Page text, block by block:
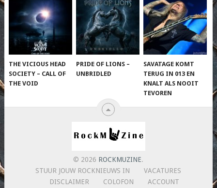
THE VICIOUS HEAD
SOCIETY – CALL OF
THE VOID
PRIDE OF LIONS –
UNBRIDLED
SAVATAGE KOMT
TERUG IN 013 EN
KNALT ALS NOOIT
TEVOREN
© 2026 ROCKMUZINE.
STUUR JOUW ROCKNIEUWS IN
VACATURES
DISCLAIMER
COLOFON ACCOUNT